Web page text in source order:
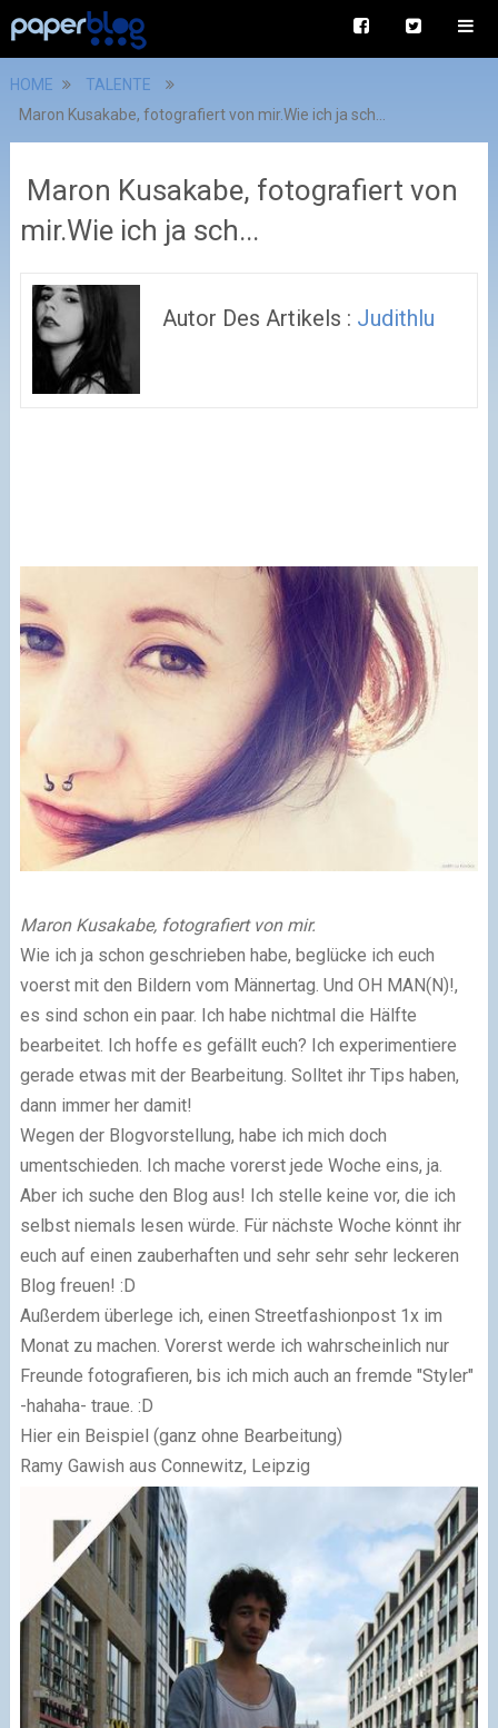
HOME
TALENTE
Maron Kusakabe, fotografiert von mir.Wie ich ja sch...
Maron Kusakabe, fotografiert von
mir.Wie ich ja sch...
Autor Des Artikels : Judithlu
Maron Kusakabe, fotografiert von mir.
Wie ich ja schon geschrieben habe, beglücke ich euch
voerst mit den Bildern vom Männertag. Und OH MAN(N)!,
es sind schon ein paar. Ich habe nichtmal die Hälfte
bearbeitet. Ich hoffe es gefällt euch? Ich experimentiere
gerade etwas mit der Bearbeitung. Solltet ihr Tips haben,
dann immer her damit!
Wegen der Blogvorstellung, habe ich mich doch
umentschieden. Ich mache vorerst jede Woche eins, ja.
Aber ich suche den Blog aus! Ich stelle keine vor, die ich
selbst niemals lesen würde. Für nächste Woche könnt ihr
euch auf einen zauberhaften und sehr sehr sehr leckeren
Blog freuen! :D
Außerdem überlege ich, einen Streetfashionpost 1x im
Monat zu machen. Vorerst werde ich wahrscheinlich nur
Freunde fotografieren, bis ich mich auch an fremde "Styler"
-hahaha- traue. :D
Hier ein Beispiel (ganz ohne Bearbeitung)
Ramy Gawish aus Connewitz, Leipzig